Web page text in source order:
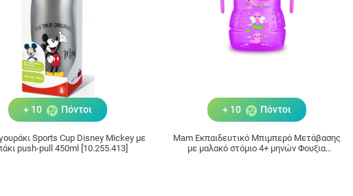
+ 10 Πόντοι
Sports Cup Disney Mickey με
push-pull 450ml [10.255.413]
+ 10 Πόντοι
Mam Εκπαιδευτικό Μπιμπερό Μετάβασης
με μαλακό στόμιο 4+ μηνών Φουξια